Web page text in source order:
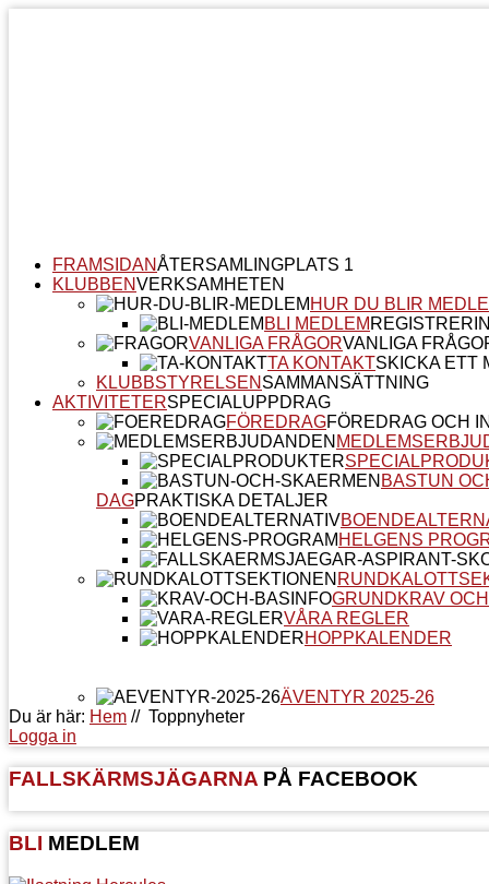
FRAMSIDANÅTERSAMLINGPLATS 1
KLUBBENVERKSAMHETEN
HUR DU BLIR
BLI MEDLEM
VANLIGA FRÅGORVANLIGA
TA KONTAKTSKICKA ETT
KLUBBSTYRELSEN SAMMANSÄTTNING
AKTIVITETERSPECIALUPPDRAG
FÖREDRAGFÖREDRAG OCH
BASTUN
DAGPRAKTISKA DETALJER
HELGENS
GRUNDKRAV
VÅRA REGLER
HOPPKALENDER
ÄVENTYR 2025-26
Du är här: Hem // Toppnyheter
Logga in
FALLSKÄRMSJÄGARNA PÅ FACEBOOK
BLI MEDLEM